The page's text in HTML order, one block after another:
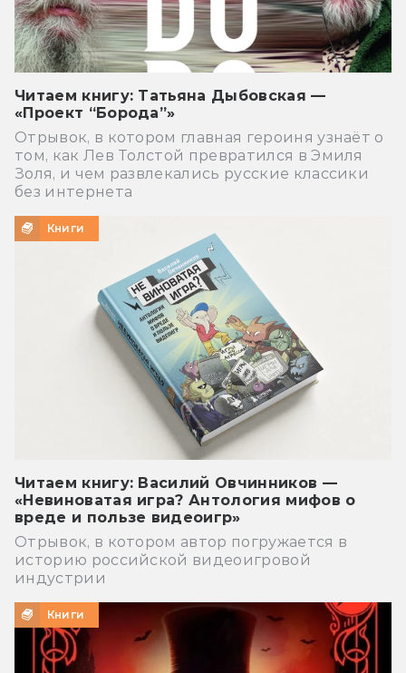
Читаем книгу: Татьяна Дыбовская —
«Проект “Борода”»
Отрывок, в котором главная героиня узнаёт о
том, как Лев Толстой превратился в Эмиля
Золя, и чем развлекались русские классики
без интернета
Книги
Читаем книгу: Василий Овчинников —
«Невиноватая игра? Антология мифов о
вреде и пользе видеоигр»
Отрывок, в котором автор погружается в
историю российской видеоигровой
индустрии
Книги